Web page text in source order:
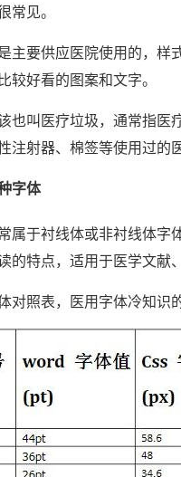
常见。
主要供应医院使用的，
较好看的图案和文字。
也叫医疗垃圾，通常指
注射器、棉签等使用过的
字体
属于衬线体或非衬线体
的特点，适用于医学文献
对照表，医用字体冷知识